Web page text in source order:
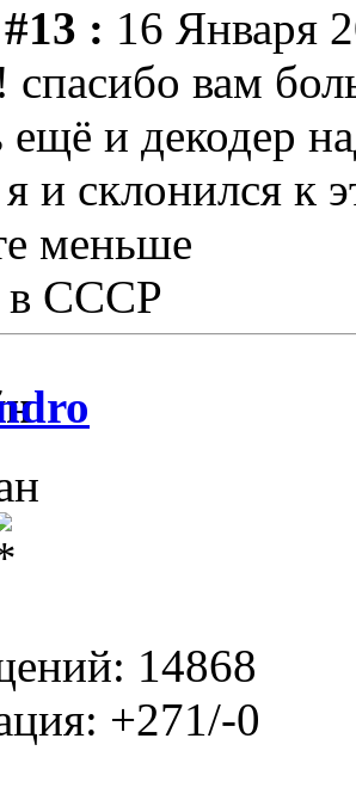
: 16 Января
спасибо вам
и декодер
и склонился к
меньше
CCCР
14868
+271/-0